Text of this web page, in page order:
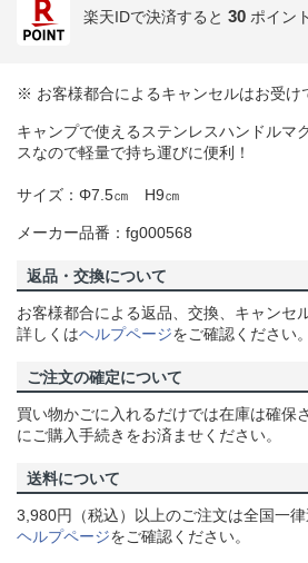
楽天IDで決済すると 30 ポイン
※ お客様都合によるキャンセルはお受け
キャンプで使えるステンレスハンドルマ
スなので軽量で持ち運びに便利！
サイズ：Φ7.5㎝ H9㎝
メーカー品番：fg000568
返品・交換について
お客様都合による返品、交換、キャンセ
詳しくはヘルプページをご確認ください。
ご注文の確定について
買い物かごに入れるだけでは在庫は確保
にご購入手続きをお済ませください。
送料について
3,980円（税込）以上のご注文は全国一
ヘルプページをご確認ください。